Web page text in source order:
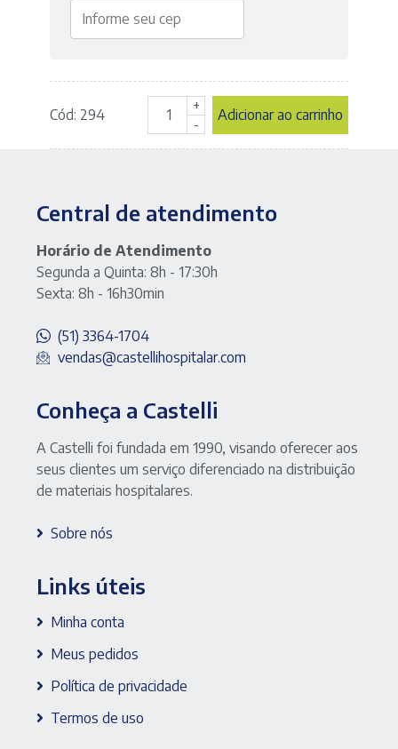
Cód: 294
Sonda
de
8
pacote
com
10
unidades
marca
Markmed
quantidade
+
-
Adicionar ao carrinho
Central de atendimento
Horário de Atendimento
Segunda a Quinta: 8h - 17:30h
Sexta: 8h - 16h30min
(51) 3364-1704
vendas@castellihospitalar.com
Conheça a Castelli
A Castelli foi fundada em 1990, visando oferecer aos
seus clientes um serviço diferenciado na distribuição
de materiais hospitalares.
Sobre nós
Links úteis
Minha conta
Meus pedidos
Política de privacidade
Termos de uso